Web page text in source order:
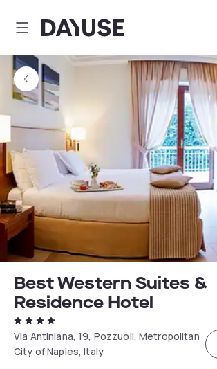
Dayuse
Best Western Suites &
Residence Hotel
Via Antiniana, 19, Pozzuoli, Metropolitan
City of Naples, Italy